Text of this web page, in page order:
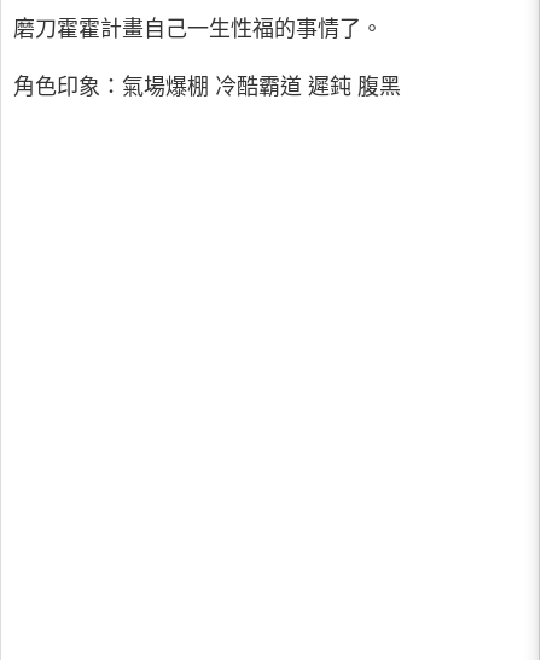
磨刀霍霍計畫自己一生性福的事情了。
角色印象：氣場爆棚 冷酷霸道 遲鈍 腹黑